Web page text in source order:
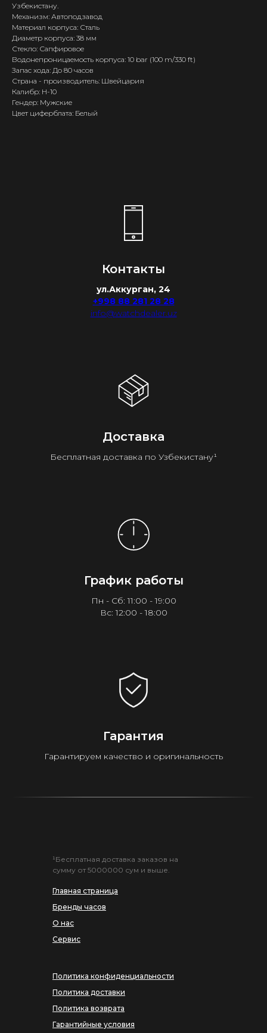
Узбекистану.
Механизм: Автоподзавод
Материал корпуса: Сталь
Диаметр корпуса: 38 мм
Стекло: Сапфировое
Водонепроницаемость корпуса: 10 bar (100 m/330 ft)
Запас хода: До 80 часов
Страна - производитель: Швейцария
Калибр: H-10
Гендер: Мужские
Цвет циферблата: Белый
Контакты
ул.Аккурган, 24
+998 88 281 28 28
info@watchdealer.uz
Доставка
Бесплатная доставка по Узбекистану¹
График работы
Пн - Сб: 11:00 - 19:00
Вс: 12:00 - 18:00
Гарантия
Гарантируем качество и оригинальность
Главная страница
Бренды часов
О нас
Сервис
¹Бесплатная доставка заказов на
сумму от 5000000 сум и выше.
Политика конфиденциальности
Политика доставки
Политика возврата
Гарантийные условия